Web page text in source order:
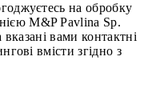
на обробку
M&P Pavlina Sp.
вами контактні
вмісти згідно з